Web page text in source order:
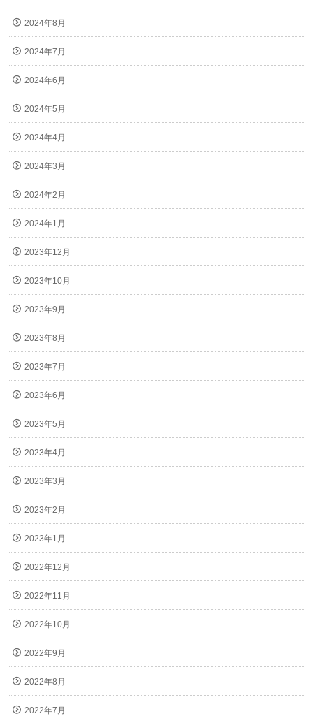
2024年8月
2024年7月
2024年6月
2024年5月
2024年4月
2024年3月
2024年2月
2024年1月
2023年12月
2023年10月
2023年9月
2023年8月
2023年7月
2023年6月
2023年5月
2023年4月
2023年3月
2023年2月
2023年1月
2022年12月
2022年11月
2022年10月
2022年9月
2022年8月
2022年7月